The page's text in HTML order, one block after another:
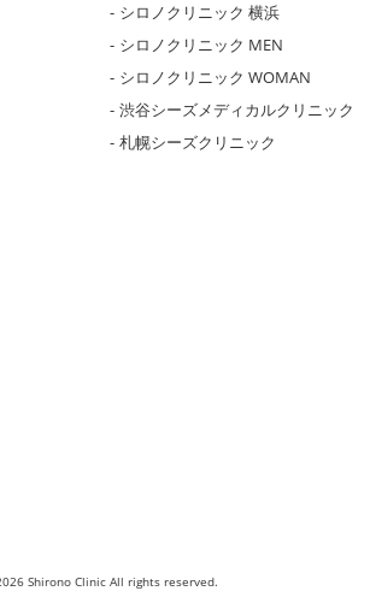
シロノクリニック 横浜
シロノクリニック MEN
シロノクリニック WOMAN
渋谷シーズメディカルクリニック
札幌シーズクリニック
Shirono Clinic All rights reserved.